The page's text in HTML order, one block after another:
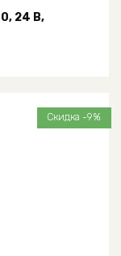
24 В,
Скидка -9%